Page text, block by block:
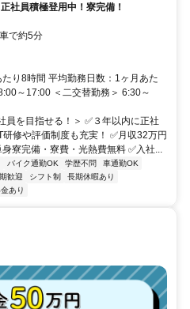
社員積極登用中！寮完備！
で約5分
り8時間 平均勤務日数：1ヶ月あた
～17:00 ＜二交替勤務＞ 6:30～
員を目指せる！＞ ✅３年以内に正社
修や評価制度も充実！ ✅月収32万円
寮完備・寮費・光熱費無料 ✅入社...
バイク通勤OK 学歴不問
車通勤OK
歓迎 シフト制
長期休暇あり
あり